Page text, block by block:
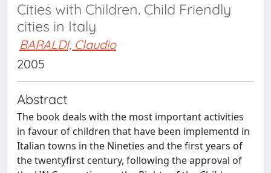
Cities with Children. Child Friendly
cities in Italy
BARALDI, Claudio
2005
Abstract
The book deals with the most important activities
in favour of children that have been implementd in
Italian towns in the Nineties and the first years of
the twentyfirst century, following the approval of